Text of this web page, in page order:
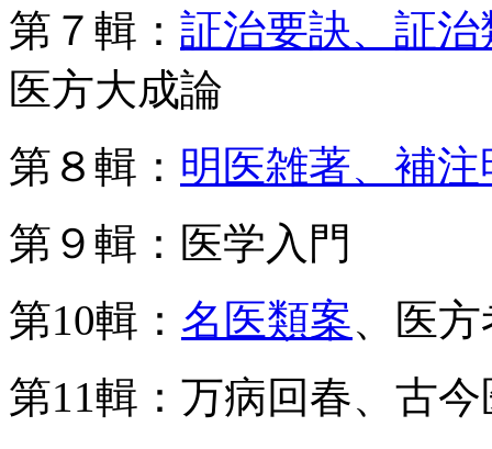
第７輯： 証治要訣、証治
医方大成論
第８輯： 明医雑著、補
第９輯：医学入門
第10輯： 名医類案、医
第11輯：万病回春、古